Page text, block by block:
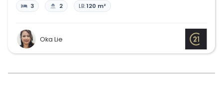
3 2 LB:120 m²
Oka Lie